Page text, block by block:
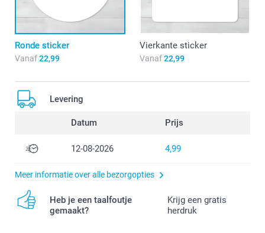
Ronde sticker
Vanaf22,99
Vierkante sticker
Vanaf22,99
Levering
Datum Prijs
12-08-2026 4,99
Meer informatie over alle bezorgopties
Heb je een taalfoutje
gemaakt?
Krijg een gratis
herdruk